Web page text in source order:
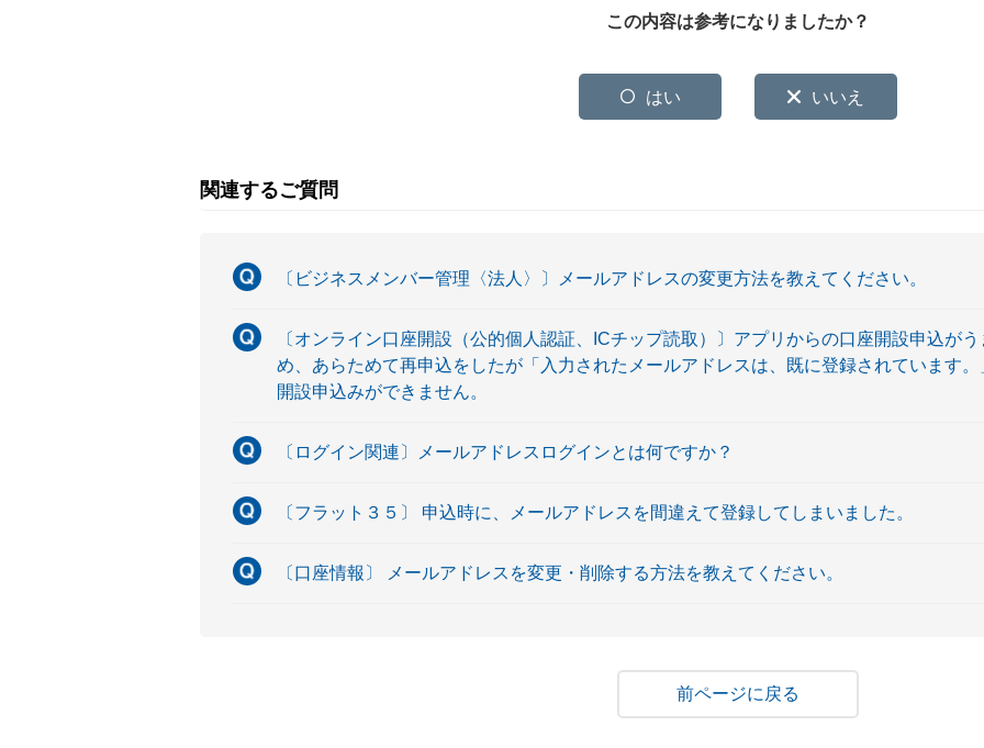
この内容は参考になりましたか？
はい いいえ
関連するご質問
〔ビジネスメンバー管理〈法人〉〕メールアドレスの変更方法を教えてください。
〔オンライン口座開設（公的個人認証、ICチップ読取）〕アプリからの口座開設申込が
め、あらためて再申込をしたが「入力されたメールアドレスは、既に登録されています
開設申込みができません。
〔ログイン関連〕メールアドレスログインとは何ですか？
〔フラット３５〕 申込時に、メールアドレスを間違えて登録してしまいました。
〔口座情報〕 メールアドレスを変更・削除する方法を教えてください。
戻る